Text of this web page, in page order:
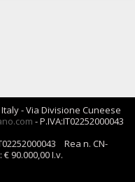
- Via Divisione Cuneese
- P.IVA:IT02252000043
Rea n. CN-
90.000,00 I.v.